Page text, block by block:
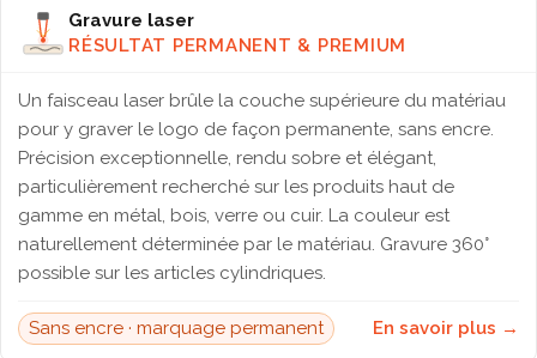
Gravure laser
RÉSULTAT PERMANENT & PREMIUM
Un faisceau laser brûle la couche supérieure du matériau
pour y graver le logo de façon permanente, sans encre.
Précision exceptionnelle, rendu sobre et élégant,
particulièrement recherché sur les produits haut de
gamme en métal, bois, verre ou cuir. La couleur est
naturellement déterminée par le matériau. Gravure 360°
possible sur les articles cylindriques.
Sans encre · marquage permanent En savoir plus →